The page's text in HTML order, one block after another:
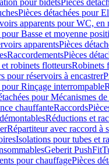
pour bidetsPièces
Pièces détachées pour
apparents pour WC, en
pour Basse et moyenne
apparentsPièces
RaccordementsPièces
et robinets flotteursRobinets
pour réservoirs à encastrer
pour Rinçage interrompable
pour Mécanismes
chauffanteRaccords
Réductions et
Répartiteur avec raccord à
Isolations pour tubes et
Geberit PushFit
pour chauffagePièces